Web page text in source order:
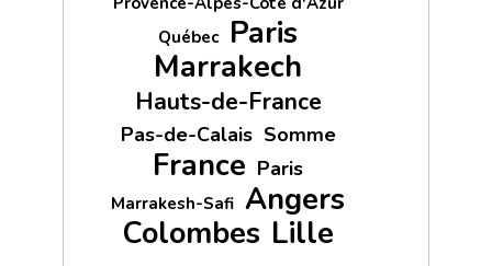
Québec Paris
Marrakech
Hauts-de-France
Pas-de-Calais Somme
France Paris
Marrakesh-Safi Angers
Colombes Lille